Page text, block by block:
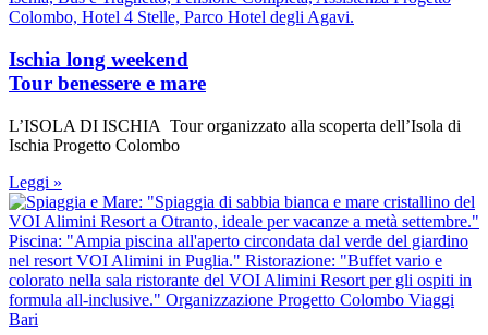
Ischia long weekend
Tour benessere e mare
L’ISOLA DI ISCHIA Tour organizzato alla scoperta dell’Isola di
Ischia Progetto Colombo
Leggi »